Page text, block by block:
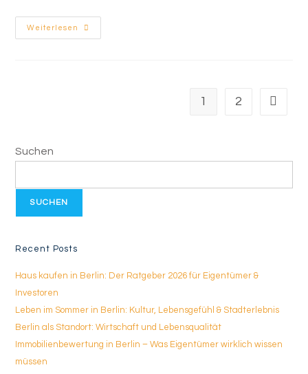
Weiterlesen
1 2
Suchen
SUCHEN
Recent Posts
Haus kaufen in Berlin: Der Ratgeber 2026 für Eigentümer &
Investoren
Leben im Sommer in Berlin: Kultur, Lebensgefühl & Stadterlebnis
Berlin als Standort: Wirtschaft und Lebensqualität
Immobilienbewertung in Berlin – Was Eigentümer wirklich wissen
müssen